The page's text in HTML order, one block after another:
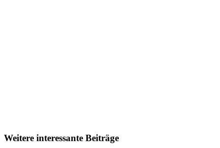
Weitere interessante Beiträge